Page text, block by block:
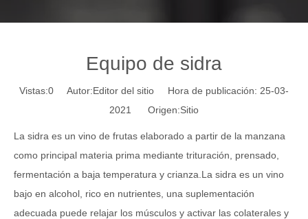
Equipo de sidra
Vistas:0 Autor:Editor del sitio Hora de publicación: 25-03-
2021 Origen:Sitio
La sidra es un vino de frutas elaborado a partir de la manzana
como principal materia prima mediante trituración, prensado,
fermentación a baja temperatura y crianza.La sidra es un vino
bajo en alcohol, rico en nutrientes, una suplementación
adecuada puede relajar los músculos y activar las colaterales y